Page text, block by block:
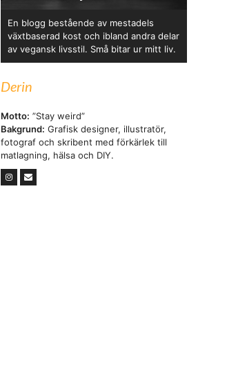
En blogg bestående av mestadels
växtbaserad kost och ibland andra delar
av vegansk livsstil. Små bitar ur mitt liv.
Derin
Motto: ”Stay weird”
Bakgrund: Grafisk designer, illustratör,
fotograf och skribent med förkärlek till
matlagning, hälsa och DIY.